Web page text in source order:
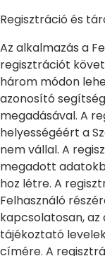
Regisztráció és
Az alkalmazás a
regisztrációt
három módon
azonosító
megadásával. A
helyességéért a
nem vállal. A
megadott
hoz létre. A
Felhasználó
kapcsolatosan,
tájékoztató
címére. A